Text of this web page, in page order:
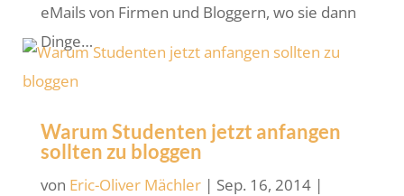
eMails von Firmen und Bloggern, wo sie dann
Dinge…
Warum Studenten jetzt anfangen
sollten zu bloggen
von Eric-Oliver Mächler| Sep. 16, 2014|